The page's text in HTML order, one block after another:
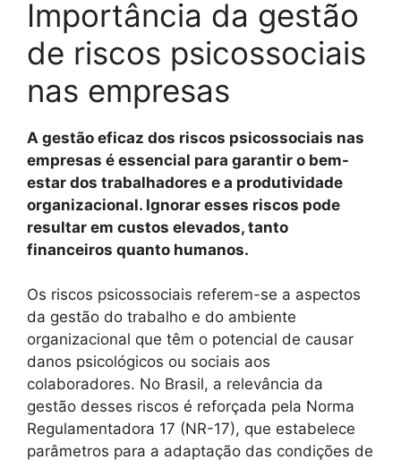
Importância da gestão
de riscos psicossociais
nas empresas
A gestão eficaz dos riscos psicossociais nas
empresas é essencial para garantir o bem-
estar dos trabalhadores e a produtividade
organizacional. Ignorar esses riscos pode
resultar em custos elevados, tanto
financeiros quanto humanos.
Os riscos psicossociais referem-se a aspectos
da gestão do trabalho e do ambiente
organizacional que têm o potencial de causar
danos psicológicos ou sociais aos
colaboradores. No Brasil, a relevância da
gestão desses riscos é reforçada pela Norma
Regulamentadora 17 (NR-17), que estabelece
parâmetros para a adaptação das condições de